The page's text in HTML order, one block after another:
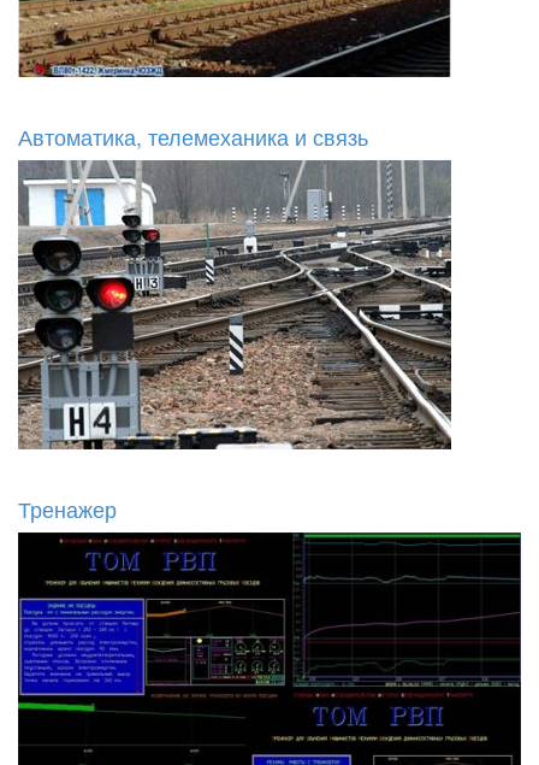
Автоматика, телемеханика и связь
Тренажер